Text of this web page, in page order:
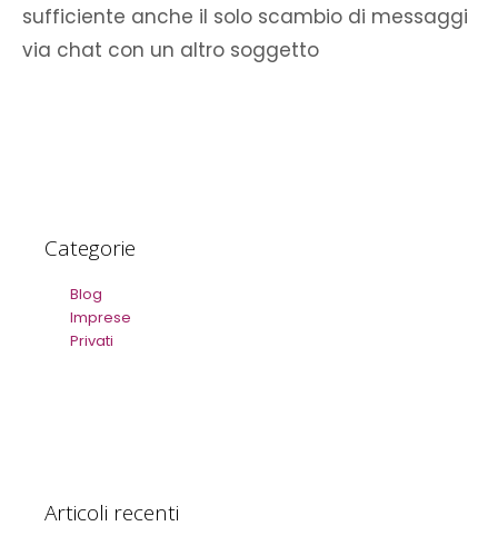
sufficiente anche il solo scambio di messaggi
via chat con un altro soggetto
Categorie
Blog
Imprese
Privati
Articoli recenti